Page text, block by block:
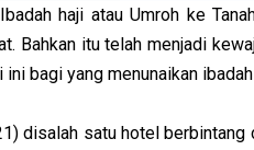
Ibadah haji atau Umroh ke
Bahkan itu telah menjadi
bagi yang menunaikan
disalah satu hotel